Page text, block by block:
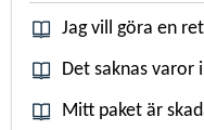
Jag vill göra en
Det saknas varor
Mitt paket är